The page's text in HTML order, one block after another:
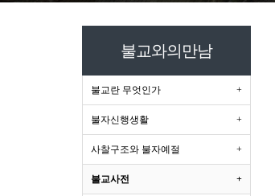
불교와의만남
불교란 무엇인가
불자신행생활
사찰구조와 불자예절
불교사전